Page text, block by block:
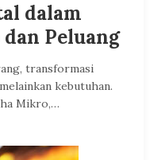
dalam
Peluang
transformasi
kebutuhan.
Mikro,…